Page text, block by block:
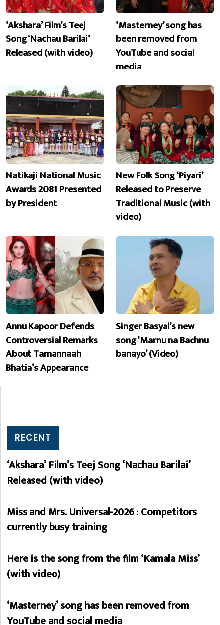
‘Akshara’ Film’s Teej
Song ‘Nachau Barilai’
Released (with video)
‘Masterney’ song has
been removed from
YouTube and social
media
Natikaji National Music
Awards 2081 Presented
by President
New Folk Song ‘Piyari’
Released to Preserve
Traditional Music (with
video)
Annu Kapoor Defends
Controversial Remarks
About Tamannaah
Bhatia’s Appearance
Singer Basyal’s new
song ‘Marnu na Bachnu
banayo’ (Video)
RECENT
‘Akshara’ Film’s Teej Song ‘Nachau Barilai’
Released (with video)
Miss and Mrs. Universal-2026 : Competitors
currently busy training
Here is the song from the film ‘Kamala Miss’
(with video)
‘Masterney’ song has been removed from
YouTube and social media